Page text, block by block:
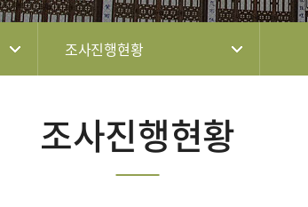
조사진행현황
조사진행현황